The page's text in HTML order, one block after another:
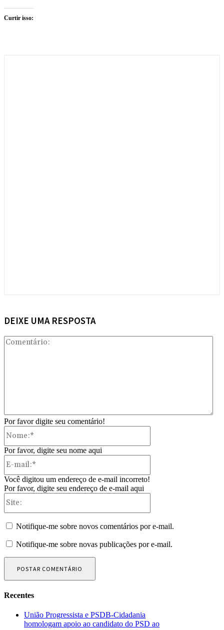
Curtir isso:
DEIXE UMA RESPOSTA
Por favor digite seu comentário!
Por favor, digite seu nome aqui
Você digitou um endereço de e-mail incorreto!
Por favor, digite seu endereço de e-mail aqui
Notifique-me sobre novos comentários por e-mail.
Notifique-me sobre novas publicações por e-mail.
Recentes
União Progressista e PSDB-Cidadania
homologam apoio ao candidato do PSD ao